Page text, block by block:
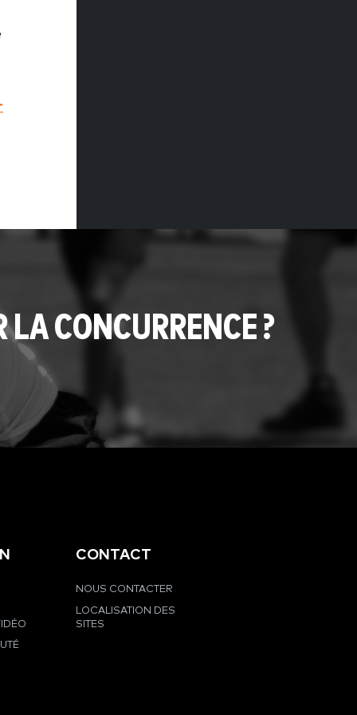
LA CONCURRENCE ?
CONTACT
NOUS CONTACTER
LOCALISATION DES
SITES